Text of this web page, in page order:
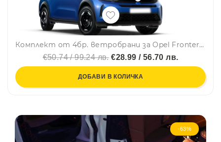
Комплект от 4бр. ветробрани за Opel Frontera 2024 г. +
€50.74 / 99.24 лв.€28.99 / 56.70 лв.
ДОБАВИ В КОЛИЧКА
-63%